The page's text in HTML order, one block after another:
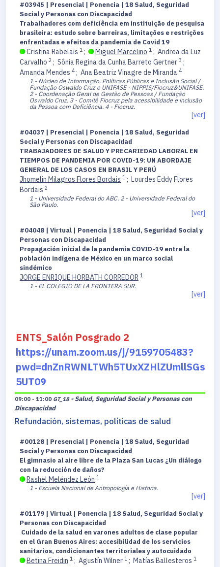
#03945 | Presencial | Ponencia | 18 Salud, Seguridad
Social y Personas con Discapacidad
Trabalhadores com deficiência em instituição de pesquisa
brasileira: estudo sobre barreiras, limitações e restrições
enfrentadas e efeitos da pandemia de Covid 19
Cristina Rabelais 1 ; Miguel Marcelino 1 ; Andrea da Luz
Carvalho 2 ; Sônia Regina da Cunha Barreto Gertner 3 ;
Amanda Mendes 4 ; Ana Beatriz Vinagre de Miranda 4
1 - Núcleo de Informação, Políticas Públicas e Inclusão Social /
Fundação Oswaldo Cruz e UNIFASE - NIPPIS/Fiocruz&UNIFASE.
2 - Coordenação Geral de Gestão de Pessoas / Fundação
Oswaldo Cruz. 3 - Comitê Fiocruz pela acessibilidade e inclusão
da Pessoa com Deficiência. 4 - Fiocruz.
[ver]
#04037 | Presencial | Ponencia | 18 Salud, Seguridad
Social y Personas con Discapacidad
TRABAJADORES DE SALUD Y PRECARIEDAD LABORAL EN
TIEMPOS DE PANDEMIA POR COVID-19: UN ABORDAJE
GENERAL DE LOS CASOS EN BRASIL Y PERÚ
Jhomelin Milagros Flores Bordais 1 ; Lourdes Eddy Flores
Bordais 2
1 - Universidade Federal do ABC. 2 - Universidade Federal do
São Paulo.
[ver]
#04048 | Virtual | Ponencia | 18 Salud, Seguridad Social y
Personas con Discapacidad
Propagación inicial de la pandemia COVID-19 entre la
población indígena de México en un marco social
sindémico
JORGE ENRIQUE HORBATH CORREDOR 1
1 - EL COLEGIO DE LA FRONTERA SUR.
[ver]
ENTS_Salón Posgrado 2
https://unam.zoom.us/j/9159705483?
pwd=dnZnRWNLTWh5TUxXZHlZUmllSGs
5UT09
09:00 - 11:00 GT_18 - Salud, Seguridad Social y Personas con
Discapacidad
Refundación, sistemas, políticas de salud
#00128 | Presencial | Ponencia | 18 Salud, Seguridad
Social y Personas con Discapacidad
El gimnasio al aire libre de la Plaza San Lucas ¿Un diálogo
con la reducción de daños?
Rashel Meléndez León 1
1 - Escuela Nacional de Antropología e Historia.
[ver]
#01179 | Virtual | Ponencia | 18 Salud, Seguridad Social y
Personas con Discapacidad
Cuidado de la salud en varones adultos de clase popular
en el Gran Buenos Aires: accesibilidad de los servicios
sanitarios, condicionantes territoriales y autocuidado
Betina Freidin 1 ; Agustín Wilner 1 ; Matías Ballesteros 1